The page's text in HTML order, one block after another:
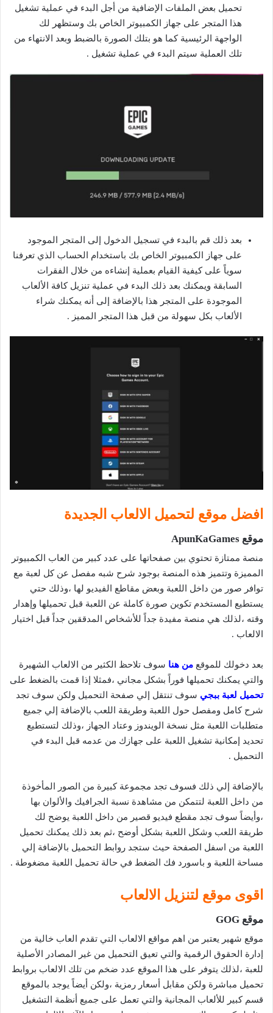
تحميل بعض الملفات الإضافية من أجل البدء في عملية تشغيل
هذا المتجر على جهاز الكمبيوتر الخاص بك وستظهر لك
الواجهة الرئيسية كما هو بتلك الصورة بالضبط وبعد الانتهاء من
تلك العملية سيتم البدء في عملية تشغيل .
بعد ذلك قم بالبدء في تسجيل الدخول إلى المتجر الموجود
على جهاز الكمبيوتر الخاص بك باستخدام الحساب الذي تعرفنا
سوياً على كيفية القيام بعملية إنشاءه من خلال الفقرات
السابقة ويمكنك بعد ذلك البدء في عملية تنزيل كافة الألعاب
الموجودة على المتجر هذا بالإضافة إلى أنه يمكنك شراء
الألعاب بكل سهولة من قبل هذا المتجر المميز .
افضل موقع لتحميل الالعاب الجديدة
موقع ApunKaGames
منصة ممتازة تحتوي بين صفحاتها على عدد كبير من العاب الكمبيوتر
المميزة وتتميز هذه المنصة بوجود شرح شبه مفصل عن كل لعبة مع
توافر صور من داخل اللعبة وبعض مقاطع الفيديو لها ،وذلك حتي
يستطيع المستخدم تكوين صورة كاملة عن اللعبة قبل تحميلها وإهدار
وقته ،لذلك هي منصة مفيدة جداً للأشخاص المدققين جداً قبل اختيار
الالعاب .
بعد دخولك للموقع من هنا سوف تلاحظ الكثير من الالعاب الشهيرة
والتي يمكنك تحميلها فوراً بشكل مجاني ،فمثلا إذا قمت بالضغط على
تحميل لعبة ببجي سوف تنتقل إلي صفحة التحميل ولكن سوف تجد
شرح كامل ومفصل حول اللعبة وطريقة اللعب بالإضافة إلي جميع
متطلبات اللعبة مثل نسخة الويندوز وعتاد الجهاز ،وذلك لتستطيع
تحديد إمكانية تشغيل اللعبة على جهازك من عدمه قبل البدء في
التحميل .
بالإضافة إلي ذلك فسوف تجد مجموعة كبيرة من الصور المأخوذة
من داخل اللعبة لتتمكن من مشاهدة نسبة الجرافيك والألوان بها
،وأيضاً سوف تجد مقطع فيديو قصير من داخل اللعبة يوضح لك
طريقة اللعب وشكل اللعبة بشكل أوضح ،ثم بعد ذلك يمكنك تحميل
اللعبة من اسفل الصفحة حيث ستجد روابط التحميل بالإضافة إلي
مساحة اللعبة و باسورد فك الضغط في حالة تحميل اللعبة مضغوطة .
اقوى موقع لتنزيل الالعاب
موقع GOG
موقع شهير يعتبر من اهم مواقع الالعاب التي تقدم العاب خالية من
إدارة الحقوق الرقمية والتي تعيق التحميل من غير المصادر الأصلية
للعبة ،لذلك يتوفر على هذا الموقع عدد ضخم من تلك الالعاب بروابط
تحميل مباشرة ولكن مقابل أسعار رمزية ،ولكن أيضاً يوجد بالموقع
قسم كبير للألعاب المجانية والتي تعمل على جميع أنظمة التشغيل